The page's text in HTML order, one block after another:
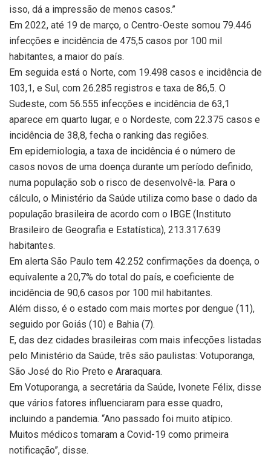
isso, dá a impressão de menos casos.”
Em 2022, até 19 de março, o Centro-Oeste somou 79.446
infecções e incidência de 475,5 casos por 100 mil
habitantes, a maior do país.
Em seguida está o Norte, com 19.498 casos e incidência de
103,1, e Sul, com 26.285 registros e taxa de 86,5. O
Sudeste, com 56.555 infecções e incidência de 63,1
aparece em quarto lugar, e o Nordeste, com 22.375 casos e
incidência de 38,8, fecha o ranking das regiões.
Em epidemiologia, a taxa de incidência é o número de
casos novos de uma doença durante um período definido,
numa população sob o risco de desenvolvê-la. Para o
cálculo, o Ministério da Saúde utiliza como base o dado da
população brasileira de acordo com o IBGE (Instituto
Brasileiro de Geografia e Estatística), 213.317.639
habitantes.
Em alerta São Paulo tem 42.252 confirmações da doença, o
equivalente a 20,7% do total do país, e coeficiente de
incidência de 90,6 casos por 100 mil habitantes.
Além disso, é o estado com mais mortes por dengue (11),
seguido por Goiás (10) e Bahia (7).
E, das dez cidades brasileiras com mais infecções listadas
pelo Ministério da Saúde, três são paulistas: Votuporanga,
São José do Rio Preto e Araraquara.
Em Votuporanga, a secretária da Saúde, Ivonete Félix, disse
que vários fatores influenciaram para esse quadro,
incluindo a pandemia. “Ano passado foi muito atípico.
Muitos médicos tomaram a Covid-19 como primeira
notificação”, disse.